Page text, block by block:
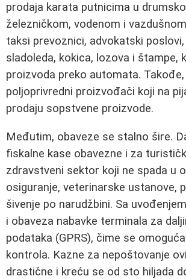
prodaja karata putnicima u
železničkom, vodenom i
taksi prevoznici, advokatski
sladoleda, kokica, lozova i štampe,
proizvoda preko automata.
poljoprivredni proizvođači koji na
prodaju sopstvene proizvode.
Međutim, obaveze se stalno šire.
fiskalne kase obavezne i za
zdravstveni sektor koji ne spada u
osiguranje, veterinarske ustanove,
šivenje po narudžbini. Sa
i obaveza nabavke terminala za
podataka (GPRS), čime se
kontrola. Kazne za nepoštovanje
drastične i kreću se od sto hiljada